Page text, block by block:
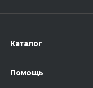
Каталог
Помощь